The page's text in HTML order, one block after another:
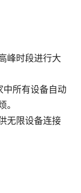
峰时段进行大
中所有设备自动
。
无限设备连接